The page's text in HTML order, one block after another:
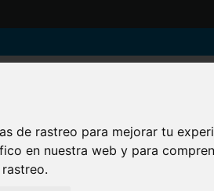
de rastreo para mejorar tu
en nuestra web y para
ELECTRÓNICA PARA